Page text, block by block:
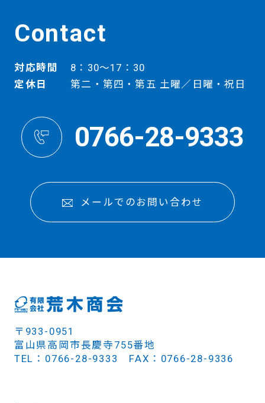
Contact
対応時間
8：30～17：30
定休日
第二・第四・第五 土曜／日曜・祝日
0766-28-9333
メールでのお問い合わせ
〒933-0951
富山県高岡市長慶寺755番地
TEL：0766-28-9333 FAX：0766-28-9336